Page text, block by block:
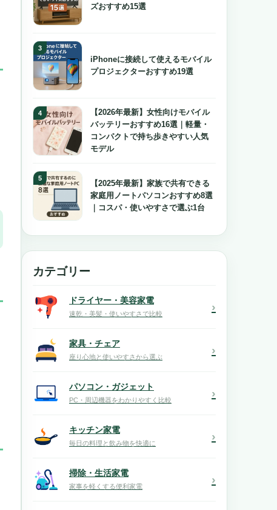
ズおすすめ15選
iPhoneに接続して使えるモバイル
プロジェクターおすすめ19選
【2026年最新】女性向けモバイル
バッテリーおすすめ16選｜軽量・
コンパクトで持ち歩きやすい人気
モデル
【2025年最新】家族で共有できる
家庭用ノートパソコンおすすめ8選
｜コスパ・使いやすさで選ぶ1台
カテゴリー
ドライヤー・美容家電
速乾・美髪・使いやすさで比較 ›
家具・チェア
座り心地と使いやすさから選ぶ ›
パソコン・ガジェット
PC・周辺機器をわかりやすく比較 ›
キッチン家電
毎日の料理と飲み物を快適に ›
掃除・生活家電
家事を軽くする便利家電 ›